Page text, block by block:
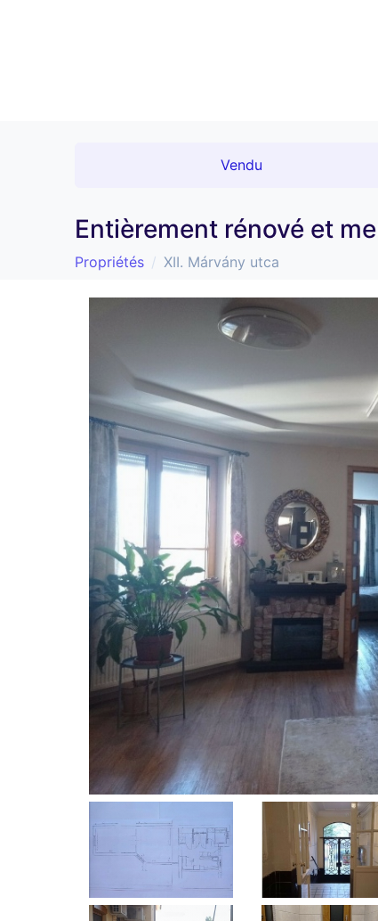
Vendu
Entièrement rénové et
Propriétés
XII. Márvány utca